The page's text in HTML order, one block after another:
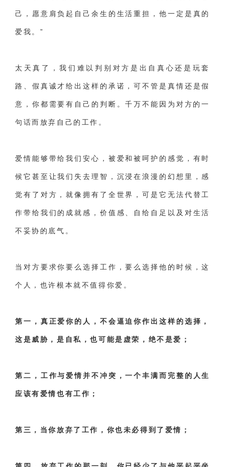
己，愿意肩负起自己余生的生活重担，他一定是真的
爱我。”
太天真了，我们难以判别对方是出自真心还是玩套
路、假真诚才给出这样的承诺，可不管是真情还是假
意，你都需要有自己的判断。千万不能因为对方的一
句话而放弃自己的工作。
爱情能够带给我们安心，被爱和被呵护的感觉，有时
候它甚至让我们失去理智，沉浸在浪漫的幻想里，感
觉有了对方，就像拥有了全世界，可是它无法代替工
作带给我们的成就感，价值感、自给自足以及对生活
不妥协的底气。
当对方要求你要么选择工作，要么选择他的时候，这
个人，也许根本就不值得你爱。
第一，真正爱你的人，不会逼迫你作出这样的选择，
这是威胁，是自私，也可能是虚荣，绝不是爱；
第二，工作与爱情并不冲突，一个丰满而完整的人生
应该有爱情也有工作；
第三，当你放弃了工作，你也未必得到了爱情；